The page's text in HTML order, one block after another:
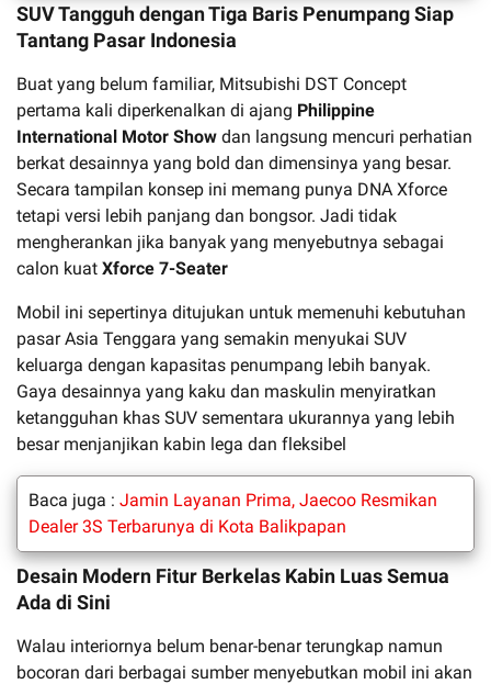
SUV Tangguh dengan Tiga Baris Penumpang Siap
Tantang Pasar Indonesia
Buat yang belum familiar, Mitsubishi DST Concept
pertama kali diperkenalkan di ajang Philippine
International Motor Show dan langsung mencuri perhatian
berkat desainnya yang bold dan dimensinya yang besar.
Secara tampilan konsep ini memang punya DNA Xforce
tetapi versi lebih panjang dan bongsor. Jadi tidak
mengherankan jika banyak yang menyebutnya sebagai
calon kuat Xforce 7-Seater
Mobil ini sepertinya ditujukan untuk memenuhi kebutuhan
pasar Asia Tenggara yang semakin menyukai SUV
keluarga dengan kapasitas penumpang lebih banyak.
Gaya desainnya yang kaku dan maskulin menyiratkan
ketangguhan khas SUV sementara ukurannya yang lebih
besar menjanjikan kabin lega dan fleksibel
Baca juga : Jamin Layanan Prima, Jaecoo Resmikan
Dealer 3S Terbarunya di Kota Balikpapan
Desain Modern Fitur Berkelas Kabin Luas Semua
Ada di Sini
Walau interiornya belum benar-benar terungkap namun
bocoran dari berbagai sumber menyebutkan mobil ini akan